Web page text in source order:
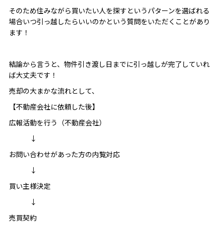
そのため住みながら買いたい人を探すというパターンを選ばれる
場合いつ引っ越したらいいのかという質問をいただくことがあり
ます！
結論から言うと、物件引き渡し日までに引っ越しが完了していれ
ば大丈夫です！
売却の大まかな流れとして、
【不動産会社に依頼した後】
広報活動を行う（不動産会社）
↓
お問い合わせがあった方の内覧対応
↓
買い主様決定
↓
売買契約